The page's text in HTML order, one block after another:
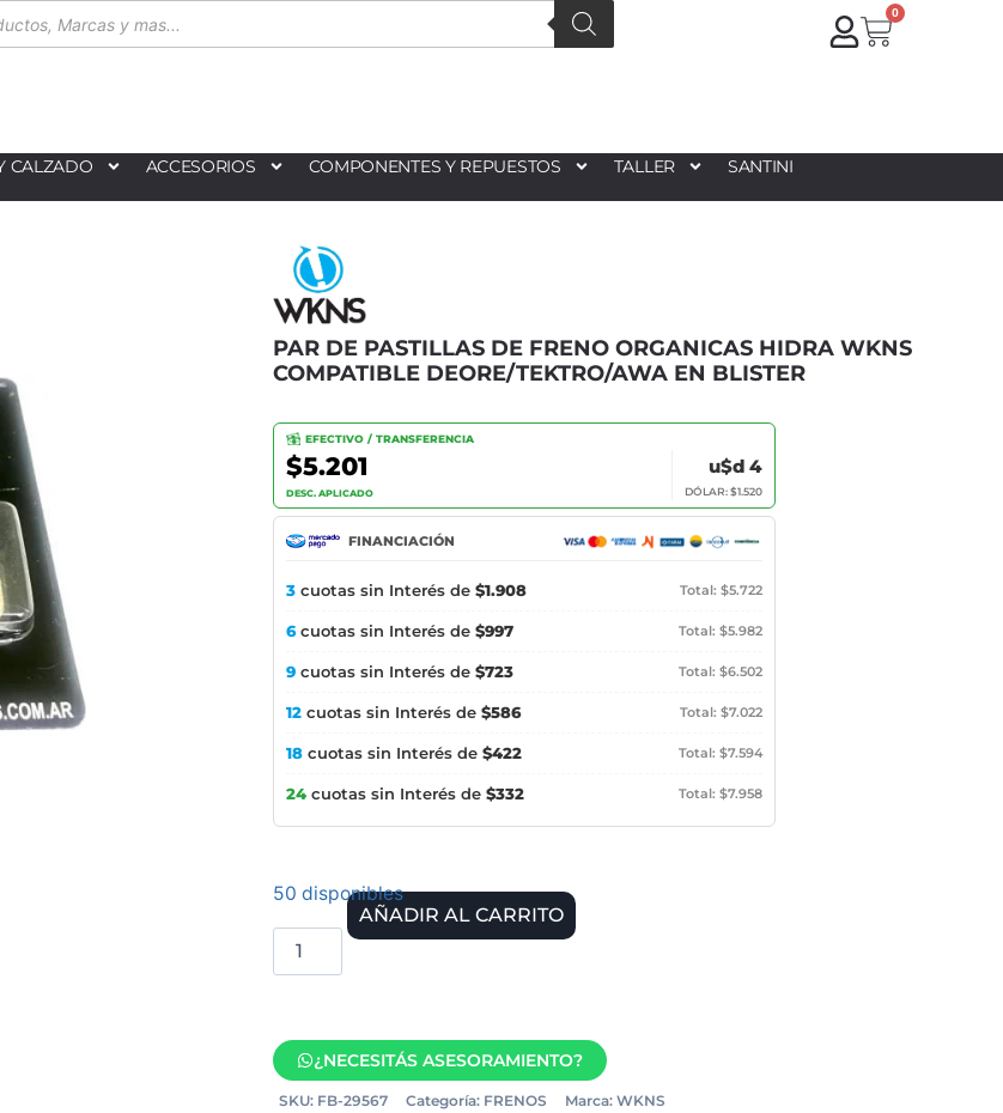
0
CALZADO ACCESORIOS COMPONENTES Y REPUESTOS TALLER SANTINI
PAR DE PASTILLAS DE FRENO ORGANICAS HIDRA WKNS
COMPATIBLE DEORE/TEKTRO/AWA EN BLISTER
EFECTIVO / TRANSFERENCIA
$5.201
DESC. APLICADO
u$d 4
DÓLAR: $1.520
FINANCIACIÓN
3 cuotas sin Interés de $1.908 Total: $5.722
6cuotas sin Interés de $997 Total: $5.982
9 cuotas sin Interés de $723 Total: $6.502
12 cuotas sin Interés de $586 Total: $7.022
18 cuotas sin Interés de $422 Total: $7.594
24 cuotas sin Interés de $332 Total: $7.958
50 disponibles
AÑADIR AL CARRITO
¿NECESITÁS ASESORAMIENTO?
SKU: FB-29567 Categoría: FRENOS Marca: WKNS